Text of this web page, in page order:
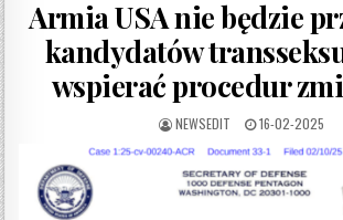
Armia USA nie będzie
kandydatów
wspierać procedur
AUTHOR:
NEWSEDIT PUBLISHED DATE:
16-02-2025